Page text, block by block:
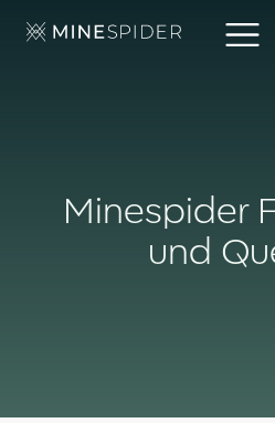
Minespider
und